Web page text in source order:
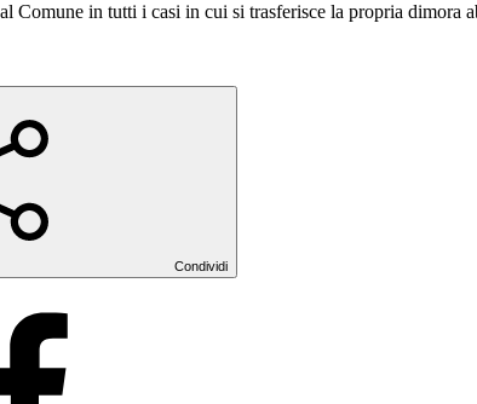
Comune in tutti i casi in cui si trasferisce la propria
Condividi